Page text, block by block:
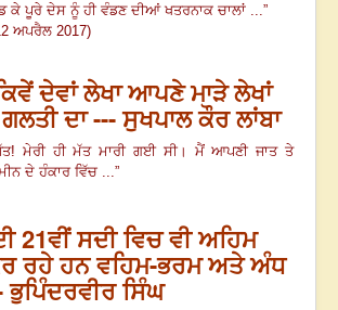
ਕੇ ਪੂਰੇ ਦੇਸ ਨੂੰ ਹੀ ਵੰਡਣ ਦੀਆਂ ਖਤਰਨਾਕ ਚਾਲਾਂ ...”
ਅਪਰੈਲ 2017)
ਦੇਵਾਂ ਲੇਖਾ ਆਪਣੇ ਮਾੜੇ ਲੇਖਾਂ
ਦਾ --- ਸੁਖਪਾਲ ਕੌਰ ਲਾਂਬਾ
ਮੇਰੀ ਹੀ ਮੱਤ ਮਾਰੀ ਗਈ ਸੀ। ਮੈਂ ਆਪਣੀ ਜਾਤ ਤੇ
ਦੇ ਹੰਕਾਰ ਵਿੱਚ ...”
21ਵੀਂ ਸਦੀ ਵਿਚ ਵੀ ਅਹਿਮ
ਰਹੇ ਹਨ ਵਹਿਮ-ਭਰਮ ਅਤੇ ਅੰਧ
ਭੁਪਿੰਦਰਵੀਰ ਸਿੰਘ